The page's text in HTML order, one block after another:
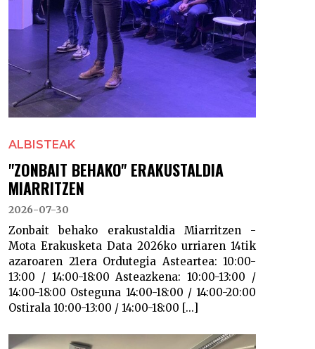
ALBISTEAK
"ZONBAIT BEHAKO" ERAKUSTALDIA
MIARRITZEN
2026-07-30
Zonbait behako erakustaldia Miarritzen -
Mota Erakusketa Data 2026ko urriaren 14tik
azaroaren 21era Ordutegia Asteartea: 10:00-
13:00 / 14:00-18:00 Asteazkena: 10:00-13:00 /
14:00-18:00 Osteguna 14:00-18:00 / 14:00-20:00
Ostirala 10:00-13:00 / 14:00-18:00 [...]